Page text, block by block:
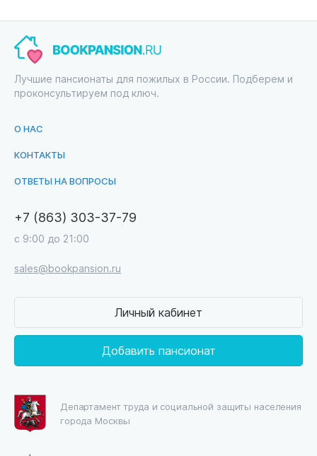
Лучшие пансионаты для пожилых в России. Подберем и
проконсультируем под ключ.
О НАС
КОНТАКТЫ
ОТВЕТЫ НА ВОПРОСЫ
+7 (863) 303-37-79
с 9:00 до 21:00
sales@bookpansion.ru
Личный кабинет
Добавить пансионат
Департамент труда и социальной защиты населения
города Москвы